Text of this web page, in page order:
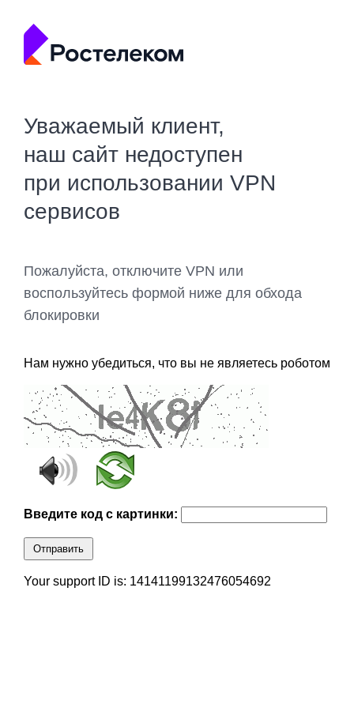
Уважаемый клиент,
наш сайт недоступен
при использовании VPN
сервисов
Пожалуйста, отключите VPN или
воспользуйтесь формой ниже для обхода
блокировки
Нам нужно убедиться, что вы не являетесь роботом
Введите код с картинки:
Отправить
Your support ID is: 14141199132476054692